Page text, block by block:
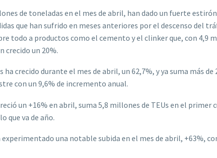
de toneladas en el mes de abril, han dado un fuerte
que han sufrido en meses anteriores por el descenso del
todo a productos como el cemento y el clinker que, con 4,9
crecido un 20%.
crecido durante el mes de abril, un 62,7%, y ya suma más de
con un 9,6% de incremento anual.
un +16% en abril, suma 5,8 millones de TEUs en el primer
que va de año.
una notable subida en el mes de abril, +63%,